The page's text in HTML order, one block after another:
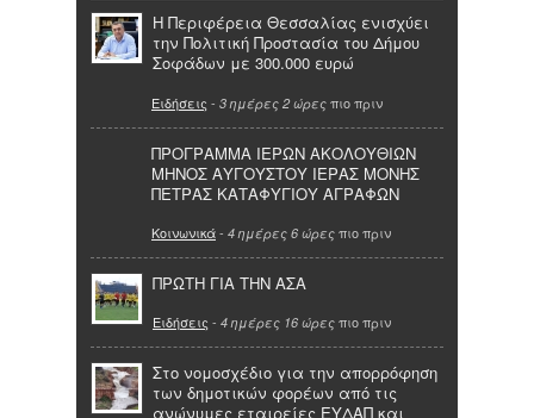
Η Περιφέρεια Θεσσαλίας ενισχύει
την Πολιτική Προστασία του Δήμου
Σοφάδων με 300.000 ευρώ
Ειδήσεις - 3 ημέρες 2 ώρες πιο πριν
ΠΡΟΓΡΑΜΜΑ ΙΕΡΩΝ ΑΚΟΛΟΥΘΙΩΝ
ΜΗΝΟΣ ΑΥΓΟΥΣΤΟΥ ΙΕΡΑΣ ΜΟΝΗΣ
ΠΕΤΡΑΣ ΚΑΤΑΦΥΓΙΟΥ ΑΓΡΑΦΩΝ
Κοινωνικά- 4 ημέρες 6 ώρες πιο πριν
ΠΡΩΤΗ ΓΙΑ ΤΗΝ ΑΣΑ
Ειδήσεις - 4 ημέρες 16 ώρες πιο πριν
Στο νομοσχέδιο για την απορρόφηση
των δημοτικών φορέων από τις
ανώνυμες εταιρείες ΕΥΔΑΠ και